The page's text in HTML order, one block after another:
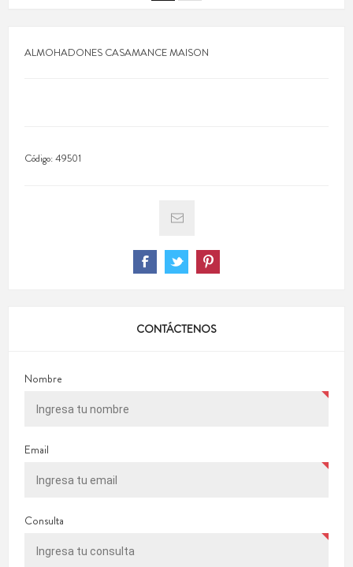
ALMOHADONES CASAMANCE MAISON
Código:49501
CONTÁCTENOS
Nombre
Email
Consulta